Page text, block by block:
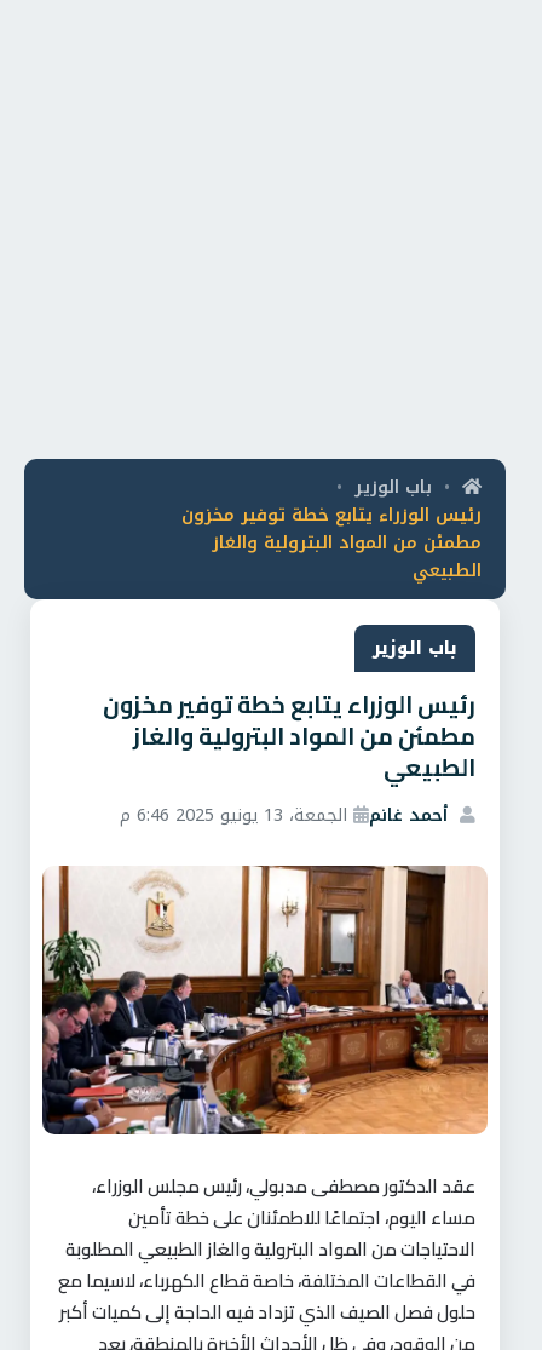
• باب الوزير •
رئيس الوزراء يتابع خطة توفير مخزون
مطمئن من المواد البترولية والغاز
الطبيعي
باب الوزير
رئيس الوزراء يتابع خطة توفير مخزون
مطمئن من المواد البترولية والغاز
الطبيعي
أحمد غانم الجمعة، 13 يونيو 2025 6:46 م
عقد الدكتور مصطفى مدبولي، رئيس مجلس الوزراء،
مساء اليوم، اجتماعًا للاطمئنان على خطة تأمين
الاحتياجات من المواد البترولية والغاز الطبيعي المطلوبة
في القطاعات المختلفة، خاصة قطاع الكهرباء، لاسيما مع
حلول فصل الصيف الذي تزداد فيه الحاجة إلى كميات أكبر